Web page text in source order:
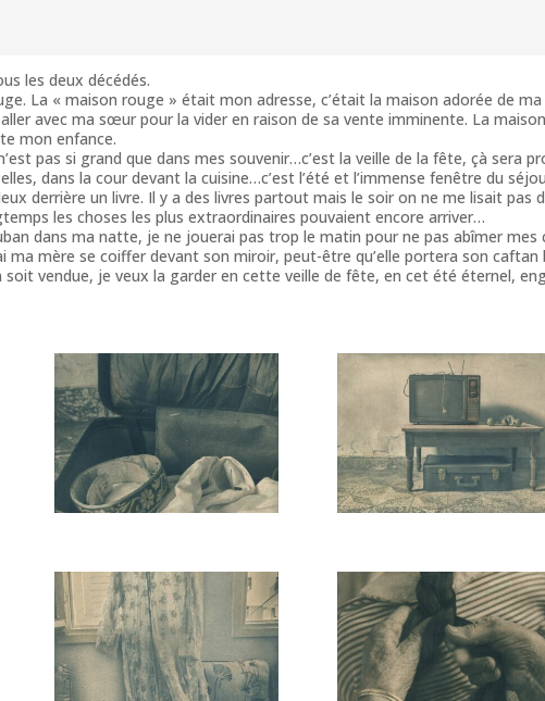
les deux décédés.
La « maison rouge » était mon adresse, c’était la maison adorée de ma
aller avec ma sœur pour la vider en raison de sa vente imminente. La
mon enfance.
pas si grand que dans mes souvenir…c’est la veille de la fête, çà sera
dans la cour devant la cuisine…c’est l’été et l’immense fenêtre du
derrière un livre. Il y a des livres partout mais le soir on ne me lisait pas
les choses les plus extraordinaires pouvaient encore arriver…
dans ma natte, je ne jouerai pas trop le matin pour ne pas abîmer mes
ma mère se coiffer devant son miroir, peut-être qu’elle portera son caftan
soit vendue, je veux la garder en cette veille de fête, en cet été éternel,